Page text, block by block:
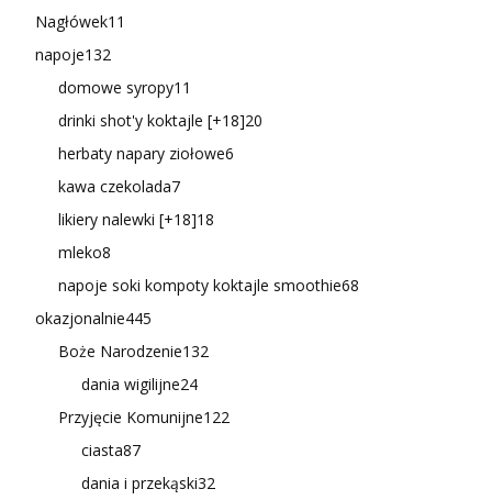
Nagłówek11
napoje132
domowe syropy11
drinki shot'y koktajle [+18]20
herbaty napary ziołowe6
kawa czekolada7
likiery nalewki [+18]18
mleko8
napoje soki kompoty koktajle smoothie68
okazjonalnie445
Boże Narodzenie132
dania wigilijne24
Przyjęcie Komunijne122
ciasta87
dania i przekąski32